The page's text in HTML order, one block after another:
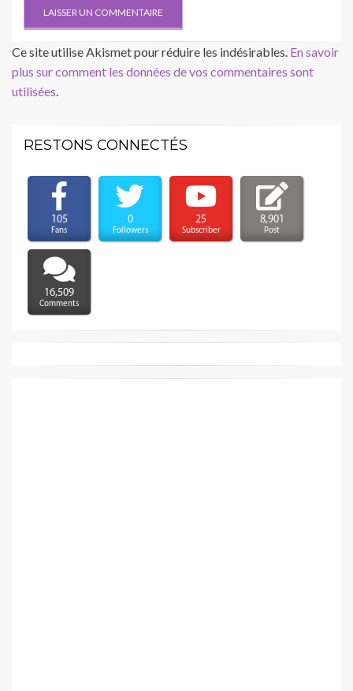
Ce site utilise Akismet pour réduire les indésirables. En savoir
plus sur comment les données de vos commentaires sont
utilisées.
RESTONS CONNECTÉS
105
Fans
0
Followers
25
Subscriber
8,901
Post
16,509
Comments